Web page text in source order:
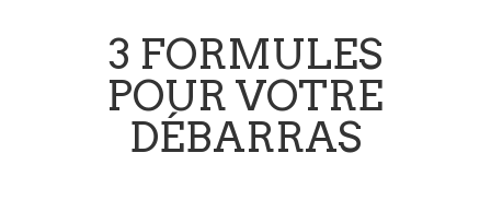
3 FORMULES
POUR VOTRE
DÉBARRAS